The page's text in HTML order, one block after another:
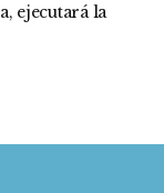
ejecutará la